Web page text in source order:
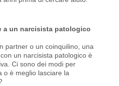
a un narcisista patologico
partner o un coinquilino, una
un narcisista patologico è
Ci sono dei modi per
o è meglio lasciare la